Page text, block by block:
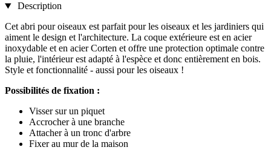
Description
Cet abri pour oiseaux est parfait pour les oiseaux et les jardiniers qui
aiment le design et l'architecture. La coque extérieure est en acier
inoxydable et en acier Corten et offre une protection optimale contre
la pluie, l'intérieur est adapté à l'espèce et donc entièrement en bois.
Style et fonctionnalité - aussi pour les oiseaux !
Possibilités de fixation :
Visser sur un piquet
Accrocher à une branche
Attacher à un tronc d'arbre
Fixer au mur de la maison